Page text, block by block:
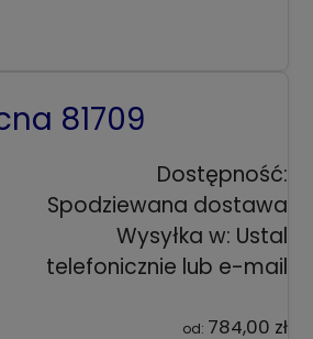
81709
Dostępność:
Spodziewana dostawa
Wysyłka w: Ustal
telefonicznie lub e-mail
od: 784,00 zł